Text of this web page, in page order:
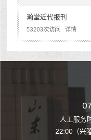
瀚堂近代报刊
53203次访问 详情
至周日8:00-
园校区图书馆
人工服务
22:00（兴